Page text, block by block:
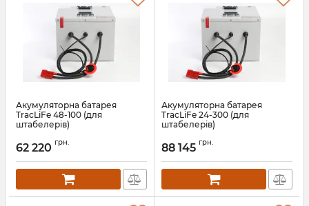
Акумуляторна батарея
TracLiFe 48-100 (для
штабелерів)
62 220 грн.
Акумуляторна батарея
TracLiFe 24-300 (для
штабелерів)
88 145 грн.